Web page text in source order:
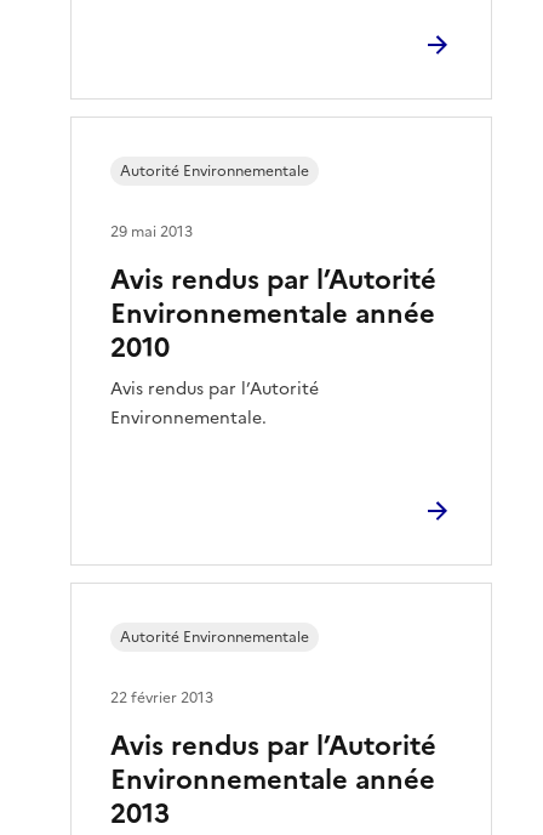
Avis rendus par l’Autorité
Environnementale année
2010
Avis rendus par l’Autorité
Environnementale.
Autorité Environnementale
29 mai 2013
Avis rendus par l’Autorité
Environnementale année
2013
Autorité Environnementale
22 février 2013